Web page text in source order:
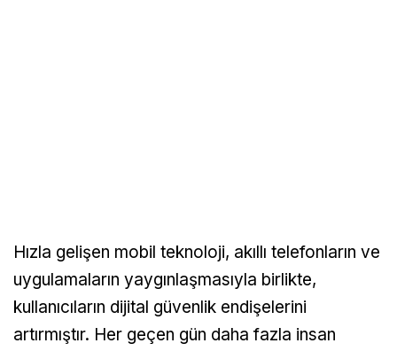
Hızla gelişen mobil teknoloji, akıllı telefonların ve
uygulamaların yaygınlaşmasıyla birlikte,
kullanıcıların dijital güvenlik endişelerini
artırmıştır. Her geçen gün daha fazla insan